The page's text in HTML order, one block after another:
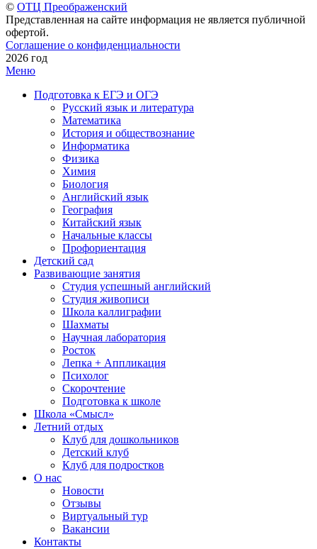
© ОТЦ Преображенский
Представленная на сайте информация не является публичной
офертой.
Соглашение о конфиденциальности
2026 год
Меню
Подготовка к ЕГЭ и ОГЭ
Русский язык и литература
Математика
История и обществознание
Информатика
Физика
Химия
Биология
Английский язык
География
Китайский язык
Начальные классы
Профориентация
Детский сад
Развивающие занятия
Студия успешный английский
Студия живописи
Школа каллиграфии
Шахматы
Научная лаборатория
Росток
Лепка + Аппликация
Психолог
Скорочтение
Подготовка к школе
Школа «Смысл»
Летний отдых
Клуб для дошкольников
Детский клуб
Клуб для подростков
О нас
Новости
Отзывы
Виртуальный тур
Вакансии
Контакты